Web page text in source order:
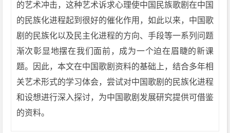
的艺术冲击，这种艺术诉求心理使中国民族歌剧在中国
的民族化进程起到很好的催化作用，如此以来，中国歌
剧的民族化以及民主化进程的方向、手段等一系列问题
渐次彰显地摆在我们面前，成为一个迫在眉睫的新课
题。因此，本文在中国歌剧资料的基础上，结合多年相
关艺术形式的学习体会，尝试对中国歌剧的民族化进程
和设想进行深入探讨，为中国歌剧发展研究提供可借鉴
的资料。